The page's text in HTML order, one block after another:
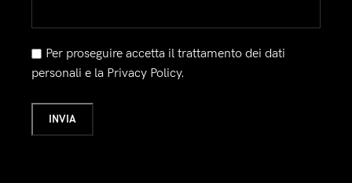
Per proseguire accetta il trattamento dei dati
personali e la Privacy Policy.